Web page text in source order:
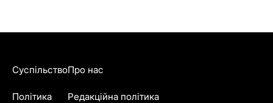
Суспільство
Політика
Про нас
Редакційна політика